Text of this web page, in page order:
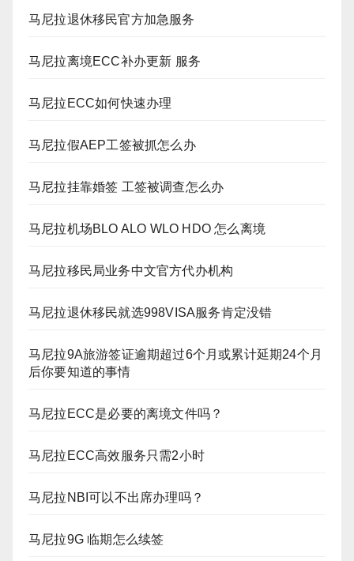
马尼拉退休移民官方加急服务
马尼拉离境ECC补办更新 服务
马尼拉ECC如何快速办理
马尼拉假AEP工签被抓怎么办
马尼拉挂靠婚签 工签被调查怎么办
马尼拉机场BLO ALO WLO HDO 怎么离境
马尼拉移民局业务中文官方代办机构
马尼拉退休移民就选998VISA服务肯定没错
马尼拉9A旅游签证逾期超过6个月或累计延期24个月
后你要知道的事情
马尼拉ECC是必要的离境文件吗？
马尼拉ECC高效服务只需2小时
马尼拉NBI可以不出席办理吗？
马尼拉9G 临期怎么续签